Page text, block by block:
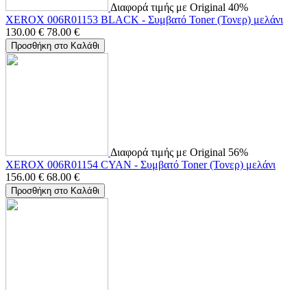
Διαφορά τιμής με Original 40%
XEROX 006R01153 BLACK - Συμβατό Toner (Τονερ) μελάνι
130.00 € 78.00 €
Προσθήκη στο Καλάθι
Διαφορά τιμής με Original 56%
XEROX 006R01154 CYAN - Συμβατό Toner (Τονερ) μελάνι
156.00 € 68.00 €
Προσθήκη στο Καλάθι